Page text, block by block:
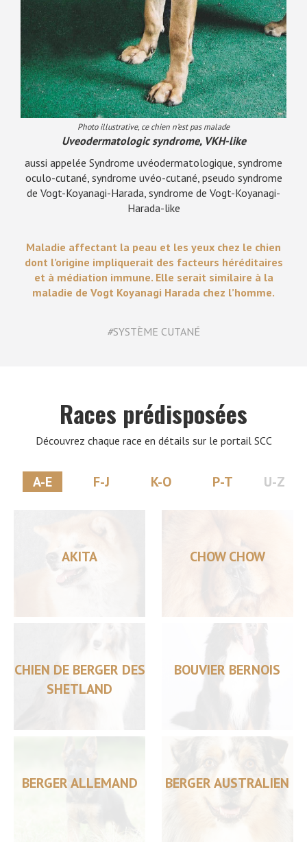
Photo illustrative, ce chien n’est pas malade
Uveodermatologic syndrome, VKH-like
aussi appelée Syndrome uvéodermatologique, syndrome
oculo-cutané, syndrome uvéo-cutané, pseudo syndrome
de Vogt-Koyanagi-Harada, syndrome de Vogt-Koyanagi-
Harada-like
Maladie affectant la peau et les yeux chez le chien
dont l’origine impliquerait des facteurs héréditaires
et à médiation immune. Elle serait similaire à la
maladie de Vogt Koyanagi Harada chez l’homme.
#SYSTÈME CUTANÉ
Races prédisposées
Découvrez chaque race en détails sur le portail SCC
A-E F-J K-O P-T U-Z
AKITA CHOW CHOW
CHIEN DE BERGER DES
SHETLAND
BOUVIER BERNOIS
BERGER ALLEMAND BERGER AUSTRALIEN